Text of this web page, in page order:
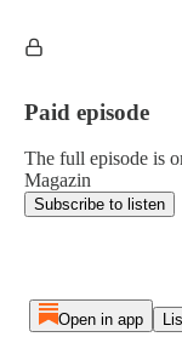
Paid episode
The full episode is
Magazin
Subscribe to listen
Open in app